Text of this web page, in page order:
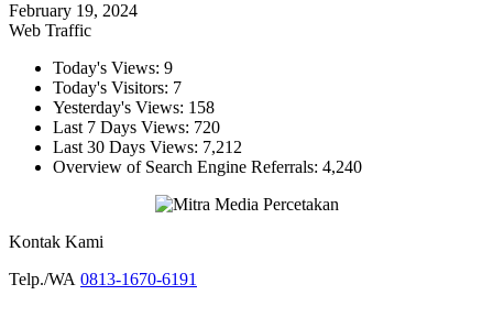
February 19, 2024
Web Traffic
Today's Views: 9
Today's Visitors: 7
Yesterday's Views: 158
Last 7 Days Views: 720
Last 30 Days Views: 7,212
Overview of Search Engine Referrals: 4,240
Kontak Kami
Telp./WA 0813-1670-6191